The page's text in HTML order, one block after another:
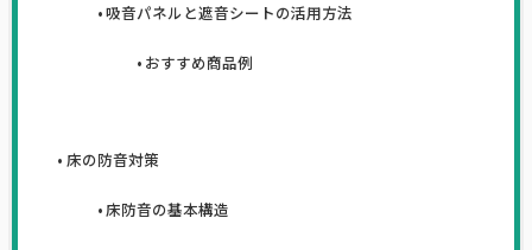
吸音パネルと遮音シートの活用方法
おすすめ商品例
床の防音対策
床防音の基本構造